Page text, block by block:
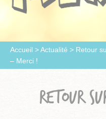
Accueil >Actualité > Retour
– Merci !
RETOUR